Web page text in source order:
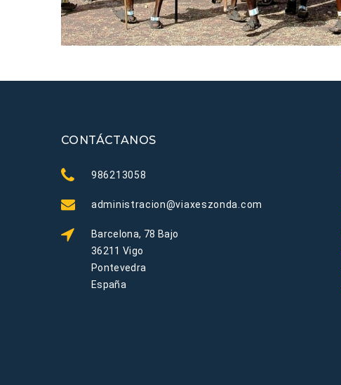
CONTÁCTANOS
986213058
administracion@viaxeszonda.com
Barcelona, 78 Bajo
36211 Vigo
Pontevedra
España